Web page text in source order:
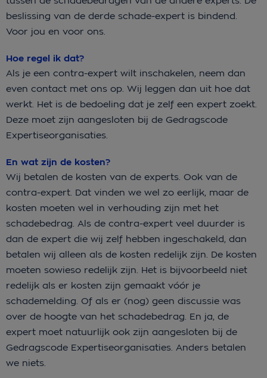
beslissing van de derde schade-expert is bindend.
Voor jou en voor ons.
Hoe regel ik dat?
Als je een contra-expert wilt inschakelen, neem dan
even contact met ons op. Wij leggen dan uit hoe dat
werkt. Het is de bedoeling dat je zelf een expert zoekt.
Deze moet zijn aangesloten bij de Gedragscode
Expertiseorganisaties.
En wat zijn de kosten?
Wij betalen de kosten van de experts. Ook van de
contra-expert. Dat vinden we wel zo eerlijk, maar de
kosten moeten wel in verhouding zijn met het
schadebedrag. Als de contra-expert veel duurder is
dan de expert die wij zelf hebben ingeschakeld, dan
betalen wij alleen als de kosten redelijk zijn. De kosten
moeten sowieso redelijk zijn. Het is bijvoorbeeld niet
redelijk als er kosten zijn gemaakt vóór je
schademelding. Of als er (nog) geen discussie was
over de hoogte van het schadebedrag. En ja, de
expert moet natuurlijk ook zijn aangesloten bij de
Gedragscode Expertiseorganisaties. Anders betalen
we niets.